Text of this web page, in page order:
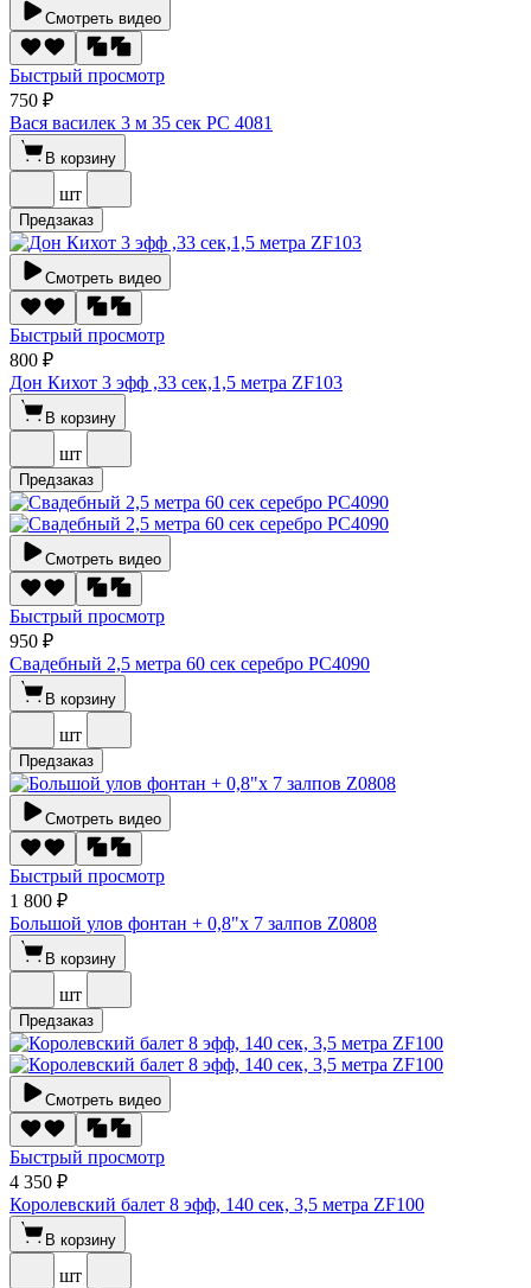
Смотреть видео
Быстрый просмотр
750 ₽
Вася василек 3 м 35 сек РС 4081
В корзину
шт
Предзаказ
Смотреть видео
Быстрый просмотр
800 ₽
Дон Кихот 3 эфф ,33 сек,1,5 метра ZF103
В корзину
шт
Предзаказ
Смотреть видео
Быстрый просмотр
950 ₽
Свадебный 2,5 метра 60 сек серебро РС4090
В корзину
шт
Предзаказ
Смотреть видео
Быстрый просмотр
1 800 ₽
Большой улов фонтан + 0,8"х 7 залпов Z0808
В корзину
шт
Предзаказ
Смотреть видео
Быстрый просмотр
4 350 ₽
Королевский балет 8 эфф, 140 сек, 3,5 метра ZF100
В корзину
шт